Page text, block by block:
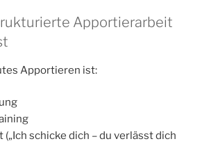
Apportierarbeit
Apportieren ist:
schicke dich – du verlässt dich